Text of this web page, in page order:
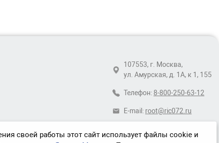
107553, г. Москва,
ул. Амурская, д. 1А, к 1, 155
Телефон: 8-800-250-63-12
E-mail: root@ric072.ru
своей работы этот сайт использует файлы cookie и